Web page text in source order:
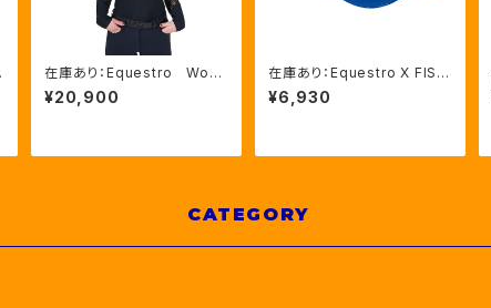
在庫あり：Equestro Wom
en’ｓ レース長袖トレーニン
グシャツ（ETW00269）
¥20,900
在庫あり：Equestro X FISE
ベースボールキャップ 3
色（LFETU03003）
¥6,930
CATEGORY